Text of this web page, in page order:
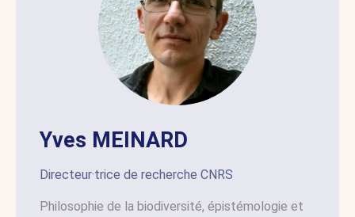
Yves MEINARD
Directeur·trice de recherche CNRS
Philosophie de la biodiversité, épistémologie et